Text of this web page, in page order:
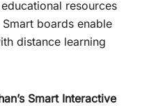
resources
boards enable
distance learning
Smart Interactive